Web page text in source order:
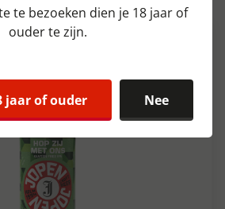
te bezoeken dien je 18 jaar of
ouder te zijn.
jaar of ouder Nee